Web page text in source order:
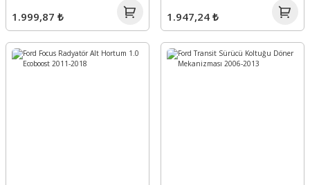
1.999,87 ₺ 1.947,24 ₺